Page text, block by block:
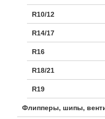
R10/12
R14/17
R16
R18/21
R19
Флипперы, шипы,